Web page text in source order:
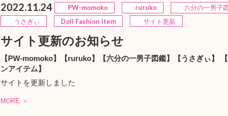
2022.11.24 PW-momoko ruruko
六分の一男子
うさぎぃ
Doll Fashion Item サイト更新
サイト更新のお知らせ
【PW-momoko】【ruruko】【六分の一男子図鑑】【うさぎぃ】
ンアイテム】
サイトを更新しました
MORE ＞